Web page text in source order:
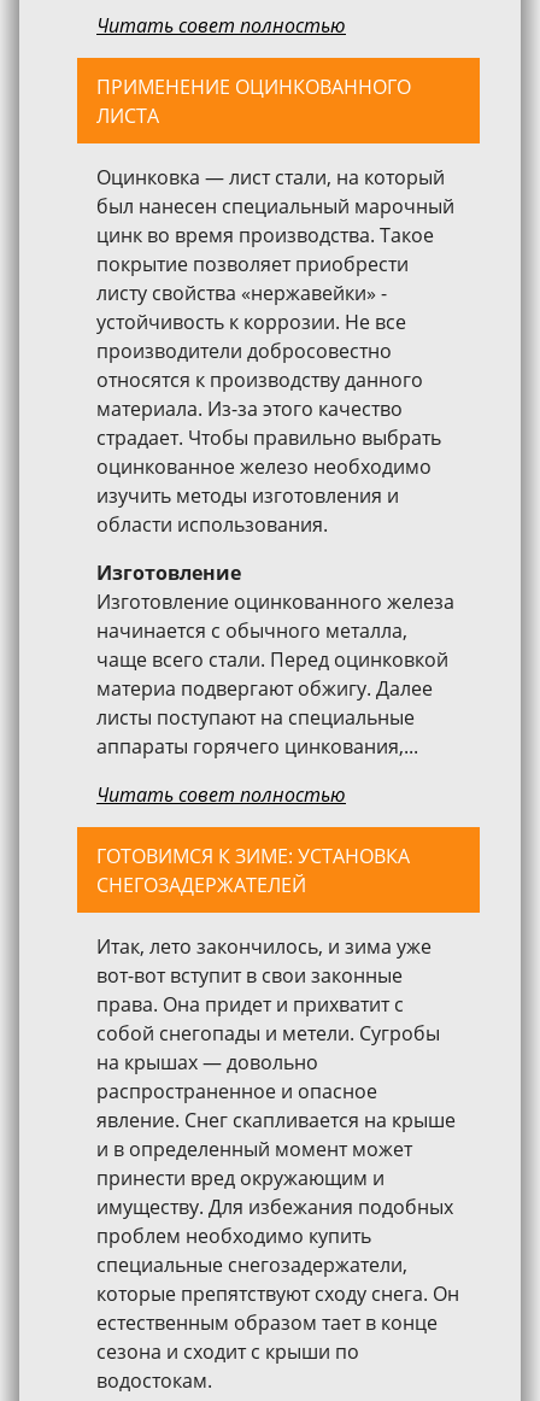
Читать совет полностью
ПРИМЕНЕНИЕ ОЦИНКОВАННОГО
ЛИСТА
Оцинковка — лист стали, на который
был нанесен специальный марочный
цинк во время производства. Такое
покрытие позволяет приобрести
листу свойства «нержавейки» -
устойчивость к коррозии. Не все
производители добросовестно
относятся к производству данного
материала. Из-за этого качество
страдает. Чтобы правильно выбрать
оцинкованное железо необходимо
изучить методы изготовления и
области использования.
Изготовление
Изготовление оцинкованного железа
начинается с обычного металла,
чаще всего стали. Перед оцинковкой
материа подвергают обжигу. Далее
листы поступают на специальные
аппараты горячего цинкования,...
Читать совет полностью
ГОТОВИМСЯ К ЗИМЕ: УСТАНОВКА
СНЕГОЗАДЕРЖАТЕЛЕЙ
Итак, лето закончилось, и зима уже
вот-вот вступит в свои законные
права. Она придет и прихватит с
собой снегопады и метели. Сугробы
на крышах — довольно
распространенное и опасное
явление. Снег скапливается на крыше
и в определенный момент может
принести вред окружающим и
имуществу. Для избежания подобных
проблем необходимо купить
специальные снегозадержатели,
которые препятствуют сходу снега. Он
естественным образом тает в конце
сезона и сходит с крыши по
водостокам.